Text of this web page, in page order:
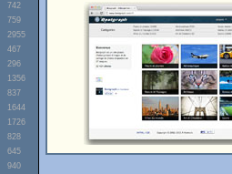
742
759
2955
467
296
1356
837
1644
1726
828
645
940